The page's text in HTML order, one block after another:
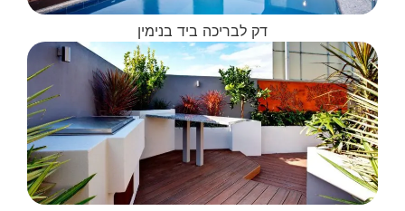
דק לבריכה ביד בנימין